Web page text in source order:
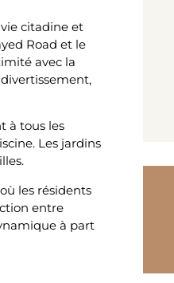
citadine et
Road et le
avec la
à tous les
Les jardins
les résidents
entre
à part